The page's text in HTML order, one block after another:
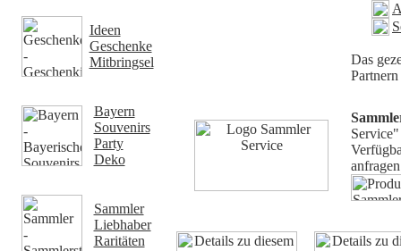
Ideen
Geschenke
Mitbringsel
Bayern
Souvenirs
Party
Deko
Sammler
Liebhaber
Raritäten
Das